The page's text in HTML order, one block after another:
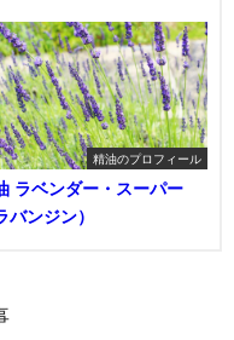
精油のプロフィール
ラベンダー・スーパー
バンジン）